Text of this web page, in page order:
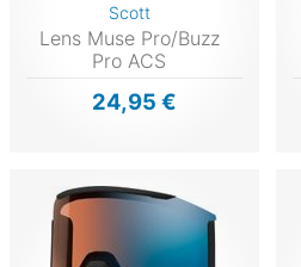
Scott
Lens Muse Pro/Buzz
Pro ACS
24,95 €